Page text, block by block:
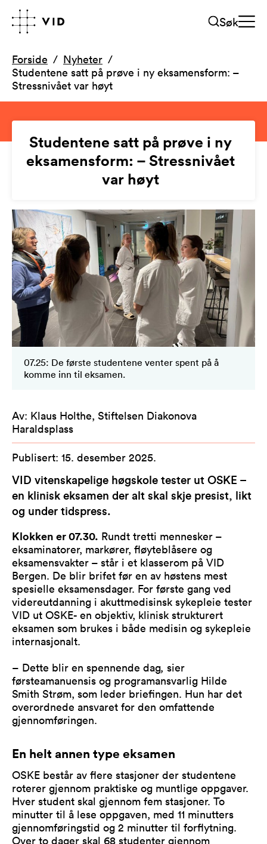
Søk
Forside
Nyheter
Studentene satt på prøve i ny eksamensform: –
Stressnivået var høyt
Studentene satt på prøve i ny
eksamensform: – Stressnivået
var høyt
07.25: De første studentene venter spent på å
komme inn til eksamen.
Av: Klaus Holthe, Stiftelsen Diakonova
Haraldsplass
Publisert: 15. desember 2025.
VID vitenskapelige høgskole tester ut OSKE –
en klinisk eksamen der alt skal skje presist, likt
og under tidspress.
Klokken er 07.30. Rundt tretti mennesker –
eksaminatorer, markører, fløyteblåsere og
eksamensvakter – står i et klasserom på VID
Bergen. De blir brifet før en av høstens mest
spesielle eksamensdager. For første gang ved
videreutdanning i akuttmedisinsk sykepleie tester
VID ut OSKE- en objektiv, klinisk strukturert
eksamen som brukes i både medisin og sykepleie
internasjonalt.
– Dette blir en spennende dag, sier
førsteamanuensis og programansvarlig Hilde
Smith Strøm, som leder briefingen. Hun har det
overordnede ansvaret for den omfattende
gjennomføringen.
En helt annen type eksamen
OSKE består av flere stasjoner der studentene
roterer gjennom praktiske og muntlige oppgaver.
Hver student skal gjennom fem stasjoner. To
minutter til å lese oppgaven, med 11 minutters
gjennomføringstid og 2 minutter til forflytning.
Over to dager skal 68 studenter gjennom